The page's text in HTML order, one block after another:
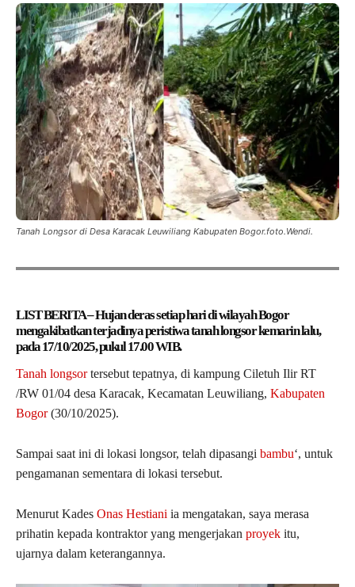
Tanah Longsor di Desa Karacak Leuwiliang Kabupaten Bogor.foto.Wendi.
LIST BERITA – Hujan deras setiap hari di wilayah Bogor
mengakibatkan terjadinya peristiwa tanah longsor kemarin lalu,
pada 17/10/2025, pukul 17.00 WIB.
Tanah longsortersebut tepatnya, di kampung Ciletuh Ilir RT
/RW 01/04 desa Karacak, Kecamatan Leuwiliang, Kabupaten
Bogor(30/10/2025).
Sampai saat ini di lokasi longsor, telah dipasangi bambu‘, untuk
pengamanan sementara di lokasi tersebut.
Menurut Kades Onas Hestiani ia mengatakan, saya merasa
prihatin kepada kontraktor yang mengerjakan proyek itu,
ujarnya dalam keterangannya.